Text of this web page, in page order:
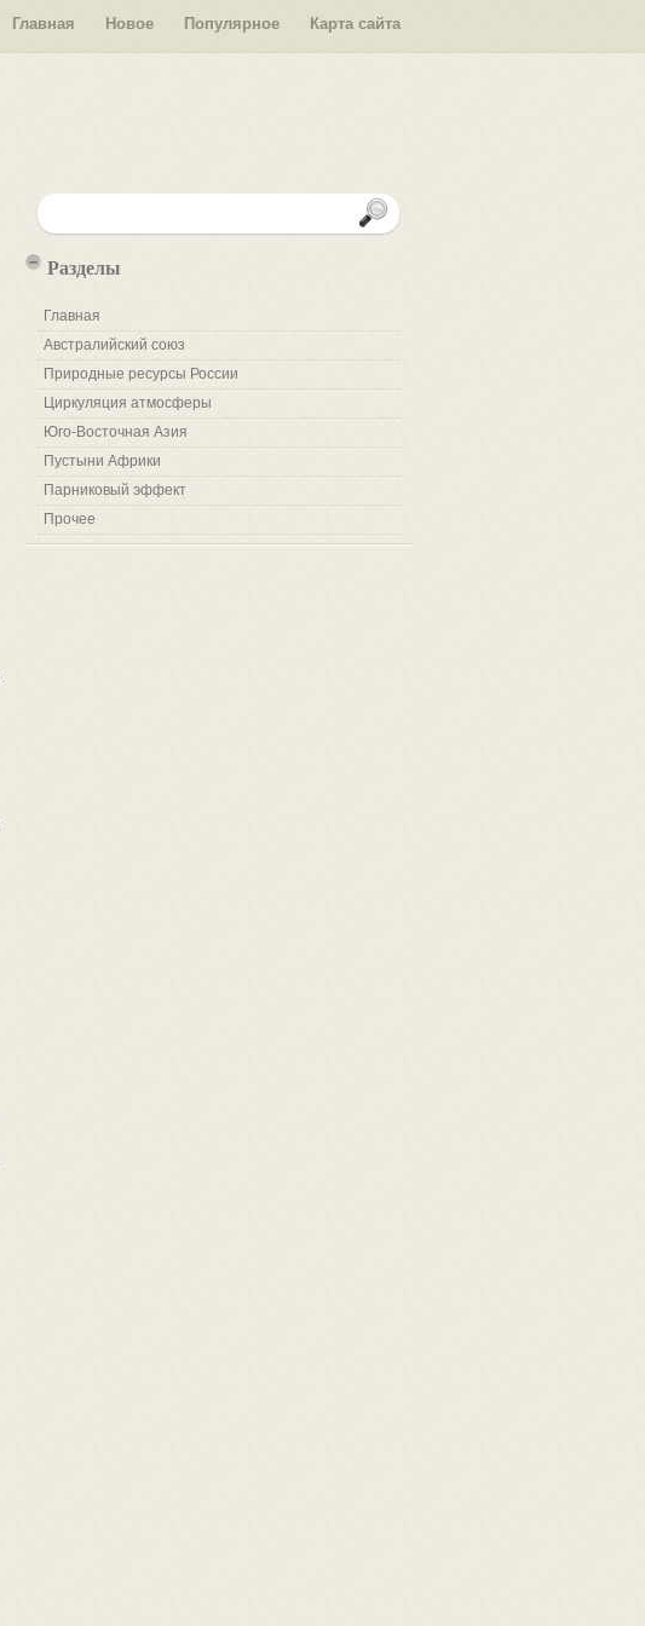
Главная Новое Популярное Карта сайта
Разделы
Главная
Австралийский союз
Природные ресурсы России
Циркуляция атмосферы
Юго-Восточная Азия
Пустыни Африки
Парниковый эффект
Прочее